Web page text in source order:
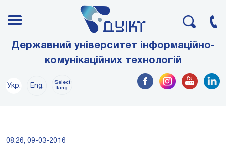
Державний університет інформаційно-
комунікаційних технологій
Укр. Eng.
Select
lang
08:26, 09-03-2016